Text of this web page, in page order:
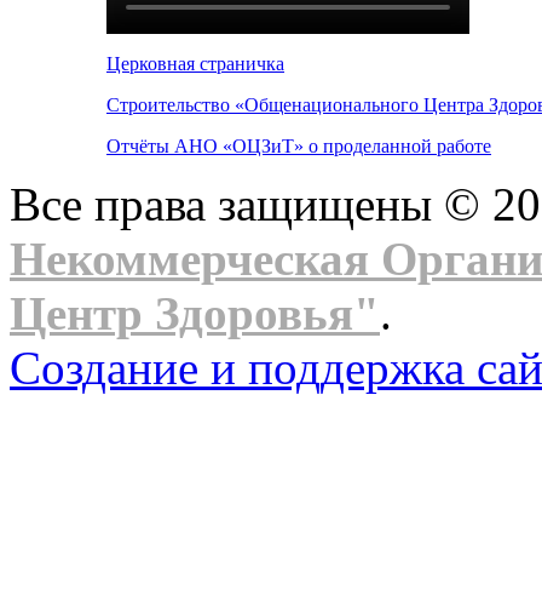
Церковная страничка
Строительство «Общенационального Центра
Отчёты АНО «ОЦЗиТ» о проделанной работе
Все права защищены ©
Некоммерческая
Центр Здоровья".
Создание и поддержка